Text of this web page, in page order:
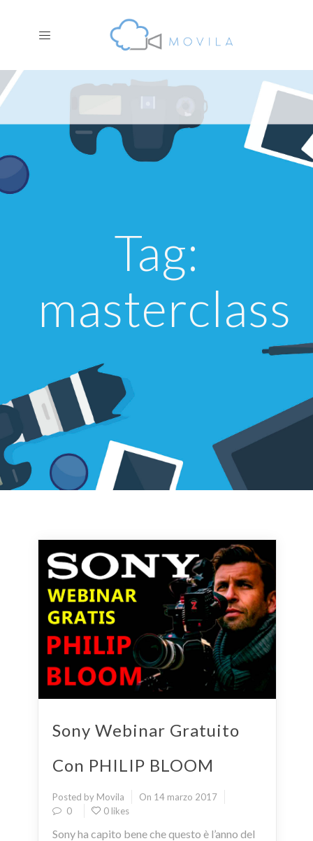
Tag:
masterclass
Sony Webinar Gratuito
Con PHILIP BLOOM
Posted by Movila
On 14 marzo 2017
0
0 likes
Sony ha capito bene che questo è l’anno del